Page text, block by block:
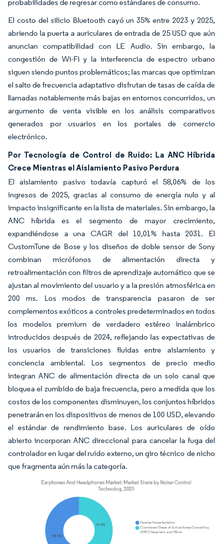
probabilidades de regresar como estándares de consumo.
El costo del silicio Bluetooth cayó un 35% entre 2023 y 2025,
abriendo la puerta a auriculares de entrada de 25 USD que aún
anuncian compatibilidad con LE Audio. Sin embargo, la
congestión de Wi-Fi y la interferencia de espectro urbano
siguen siendo puntos problemáticos; las marcas que optimizan
el salto de frecuencia adaptativo disfrutan de tasas de caída de
llamadas notablemente más bajas en entornos concurridos, un
argumento de venta visible en los análisis comparativos
generados por usuarios en los portales de comercio
electrónico.
Por Tecnología de Control de Ruido: La ANC Híbrida
Crece Mientras el Aislamiento Pasivo Perdura
El aislamiento pasivo todavía capturó el 58,06% de los
ingresos de 2025, gracias al consumo de energía nulo y al
impacto insignificante en la lista de materiales. Sin embargo, la
ANC híbrida es el segmento de mayor crecimiento,
expandiéndose a una CAGR del 10,01% hasta 2031. El
CustomTune de Bose y los diseños de doble sensor de Sony
combinan micrófonos de alimentación directa y
retroalimentación con filtros de aprendizaje automático que se
ajustan al movimiento del usuario y a la presión atmosférica en
200 ms. Los modos de transparencia pasaron de ser
complementos exóticos a controles predeterminados en todos
los modelos premium de verdadero estéreo inalámbrico
introducidos después de 2024, reflejando las expectativas de
los usuarios de transiciones fluidas entre aislamiento y
conciencia ambiental. Los segmentos de precio medio
integran ANC de alimentación directa de un solo canal que
bloquea el zumbido de baja frecuencia, pero a medida que los
costos de los componentes disminuyen, los conjuntos híbridos
penetrarán en los dispositivos de menos de 100 USD, elevando
el estándar de rendimiento base. Los auriculares de oído
abierto incorporan ANC direccional para cancelar la fuga del
controlador en lugar del ruido externo, un giro técnico de nicho
que fragmenta aún más la categoría.